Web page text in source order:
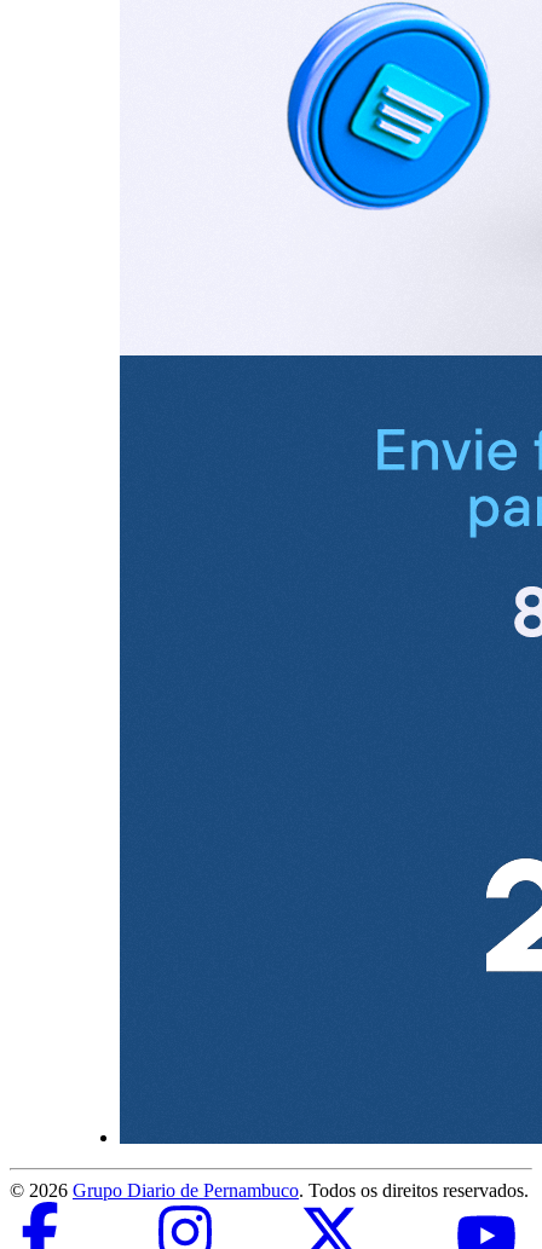
© 2026 Grupo Diario de Pernambuco. Todos os direitos reservados.